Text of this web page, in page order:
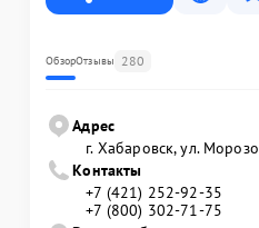
ОбзорОтзывы 280
Адрес
г. Хабаровск, ул.
Контакты
+7 (421) 252-92-35
+7 (800) 302-71-75